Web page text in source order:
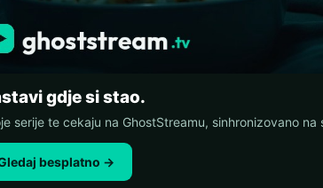
gdje si stao.
serije te cekaju na GhostStreamu, sinhronizovano na
besplatno →